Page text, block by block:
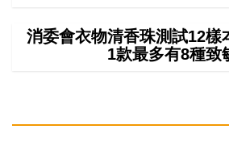
消委會衣物清香珠測試12樣
1款最多有8種致